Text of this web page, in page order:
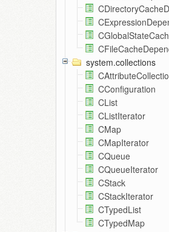
system.collections
CConfiguration
CList
CListIterator
CMap
CMapIterator
CQueue
CQueueIterator
CStack
CStackIterator
CTypedList
CTypedMap